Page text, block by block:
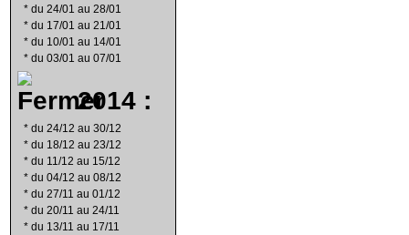
* du 24/01 au 28/01
* du 17/01 au 21/01
* du 10/01 au 14/01
* du 03/01 au 07/01
2014 :
* du 24/12 au 30/12
* du 18/12 au 23/12
* du 11/12 au 15/12
* du 04/12 au 08/12
* du 27/11 au 01/12
* du 20/11 au 24/11
* du 13/11 au 17/11